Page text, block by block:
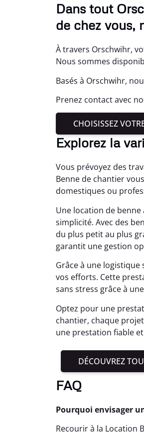
Dans tout
de chez vous,
À travers Orschwihr,
Nous sommes
Basés à Orschwihr,
Prenez contact avec
CHOISISSEZ
Explorez la
Vous prévoyez des
Benne de chantier
domestiques ou
Une location de
simplicité. Avec des
du plus petit au plus
garantit une gestion
Grâce à une logistique
vos efforts. Cette
sans stress grâce à
Optez pour une
chantier, chaque
une prestation fiable
DÉCOUVREZ
FAQ
Pourquoi envisager
Recourir à la Location